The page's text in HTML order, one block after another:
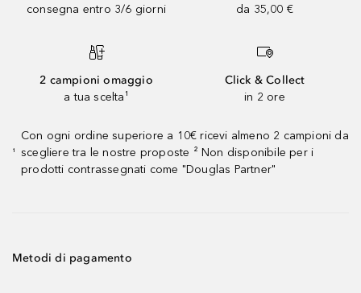
consegna entro 3/6 giorni
da 35,00 €
2 campioni omaggio
a tua scelta¹
Click & Collect
in 2 ore
¹
Con ogni ordine superiore a 10€ ricevi almeno 2 campioni da
scegliere tra le nostre proposte ² Non disponibile per i
prodotti contrassegnati come "Douglas Partner"
Metodi di pagamento